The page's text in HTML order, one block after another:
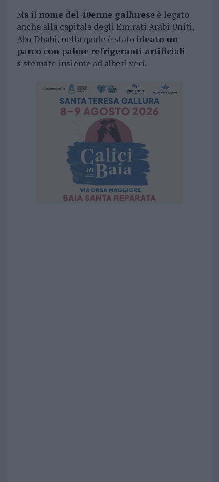
Ma il nome del 40enne gallureseè legato
anche alla capitale degli Emirati Arabi Uniti,
Abu Dhabi, nella quale è statoideato un
parco con palme refrigeranti artificiali
sistemate insieme ad alberi veri.